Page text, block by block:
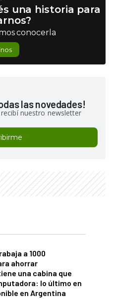
una historia para
conocerla
las novedades!
nuestro newsletter
a 1000
ahorrar
una cabina que
lo último en
en Argentina